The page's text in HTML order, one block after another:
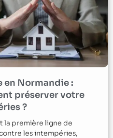
Normandie :
préserver votre
?
la première ligne de
les intempéries,